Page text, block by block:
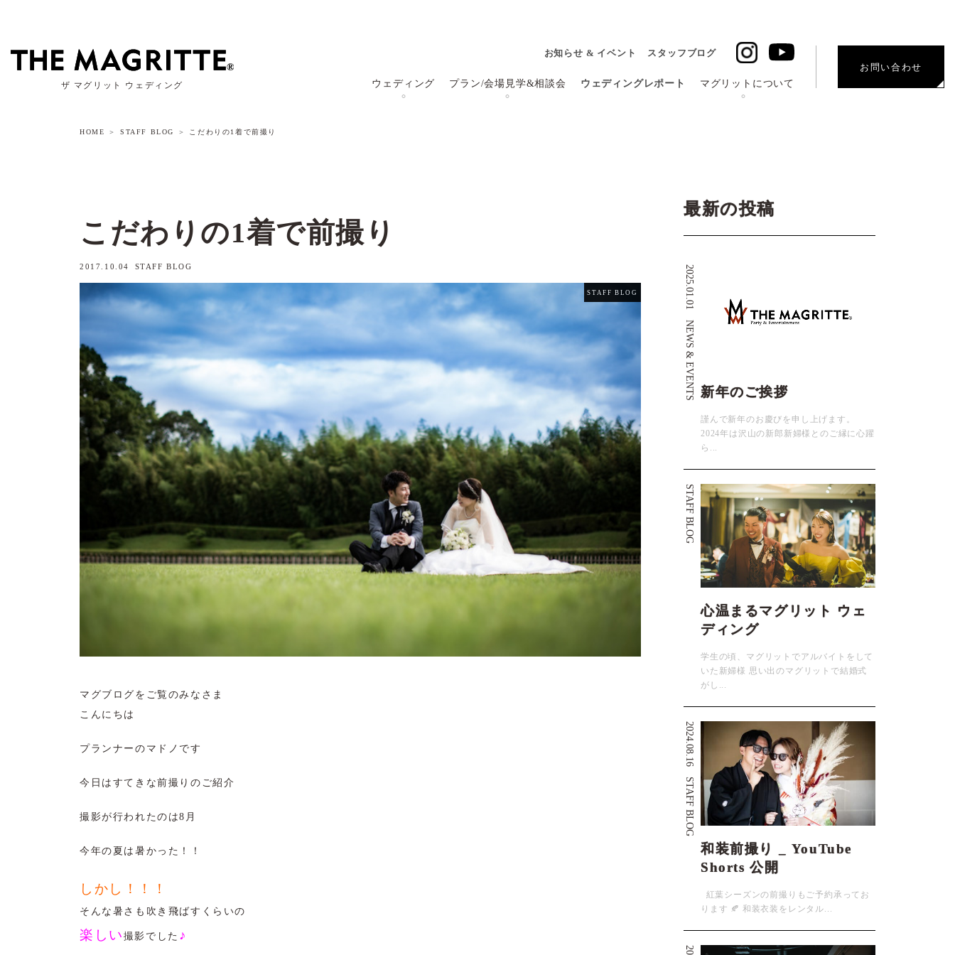
ザ マグリット ウェディング
お知らせ & イベント スタッフブログ
ウェディング プラン/会場見学&相談会 ウェディングレポート マグリットについて
お問い合わせ
HOME STAFF BLOG こだわりの1着で前撮り
こだわりの1着で前撮り
2017.10.04 STAFF BLOG
STAFF BLOG
マグブログをご覧のみなさま
こんにちは
プランナーのマドノです
今日はすてきな前撮りのご紹介
撮影が行われたのは8月
今年の夏は暑かった！！
しかし！！！
そんな暑さも吹き飛ばすくらいの
楽しい 撮影でした ♪
最新の投稿
新年のご挨拶
2025.01.01
NEWS & EVENTS
謹んで新年のお慶びを申し上げます。
2024年は沢山の新郎新婦様とのご縁に心躍
ら...
心温まるマグリット ウェ
ディング
STAFF BLOG
学生の頃、マグリットでアルバイトをして
いた新婦様 思い出のマグリットで結婚式
がし...
和装前撮り _ YouTube
Shorts 公開
2024.08.16
STAFF BLOG
紅葉シーズンの前撮りもご予約承ってお
ります 🍂 和装衣装をレンタル...